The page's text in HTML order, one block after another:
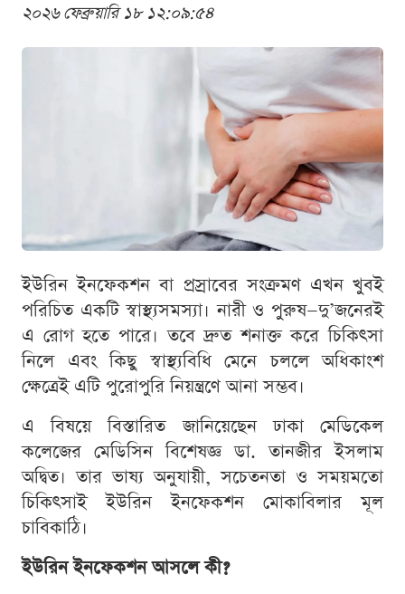
২০২৬ ফেব্রুয়ারি ১৮ ১২:০৯:৫৪
ইউরিন ইনফেকশন বা প্রস্রাবের সংক্রমণ এখন খুবই
পরিচিত একটি স্বাস্থ্যসমস্যা। নারী ও পুরুষ—দু’জনেরই
এ রোগ হতে পারে। তবে দ্রুত শনাক্ত করে চিকিৎসা
নিলে এবং কিছু স্বাস্থ্যবিধি মেনে চললে অধিকাংশ
ক্ষেত্রেই এটি পুরোপুরি নিয়ন্ত্রণে আনা সম্ভব।
এ বিষয়ে বিস্তারিত জানিয়েছেন ঢাকা মেডিকেল
কলেজের মেডিসিন বিশেষজ্ঞ ডা. তানজীর ইসলাম
অদ্বিত। তার ভাষ্য অনুযায়ী, সচেতনতা ও সময়মতো
চিকিৎসাই ইউরিন ইনফেকশন মোকাবিলার মূল
চাবিকাঠি।
ইউরিন ইনফেকশন আসলে কী?